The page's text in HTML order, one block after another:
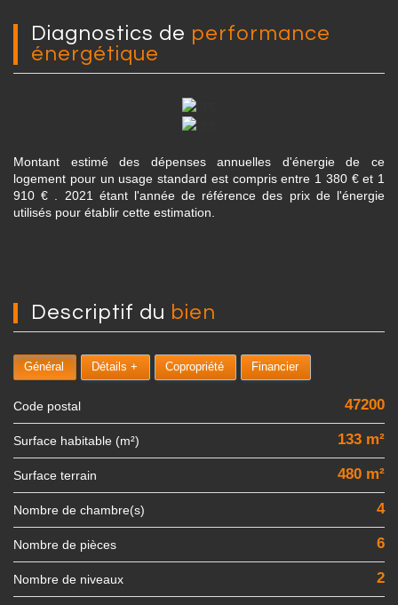
diagnostics de performance
énergétique
Montant estimé des dépenses annuelles d'énergie de ce
logement pour un usage standard est compris entre 1 380 € et 1
910 € . 2021 étant l'année de référence des prix de l'énergie
utilisés pour établir cette estimation.
descriptif du bien
Général Détails + Copropriété Financier
Code postal 47200
Surface habitable (m²) 133 m²
surface terrain 480 m²
Nombre de chambre(s) 4
Nombre de pièces 6
Nombre de niveaux 2